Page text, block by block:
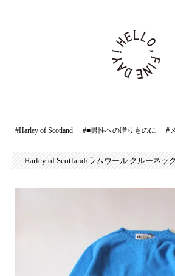
#Harley of Scotland #■男性への贈りものに #
Harley of Scotland/ラムウール クルーネッ